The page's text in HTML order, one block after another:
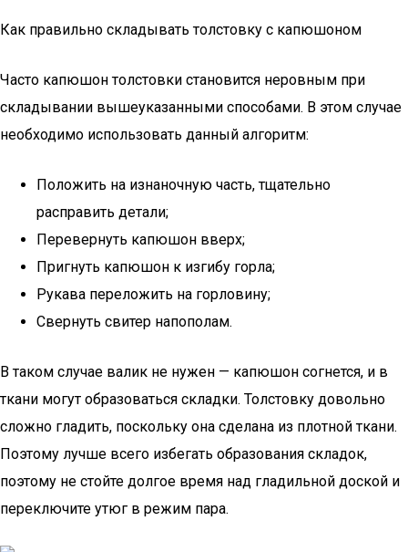
Как правильно складывать толстовку с капюшоном
Часто капюшон толстовки становится неровным при
складывании вышеуказанными способами. В этом случае
необходимо использовать данный алгоритм:
Положить на изнаночную часть, тщательно
расправить детали;
Перевернуть капюшон вверх;
Пригнуть капюшон к изгибу горла;
Рукава переложить на горловину;
Свернуть свитер напополам.
В таком случае валик не нужен — капюшон согнется, и в
ткани могут образоваться складки. Толстовку довольно
сложно гладить, поскольку она сделана из плотной ткани.
Поэтому лучше всего избегать образования складок,
поэтому не стойте долгое время над гладильной доской и
переключите утюг в режим пара.